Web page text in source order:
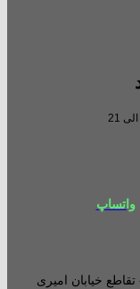
واتساپ
- تقاطع خیابان امیری